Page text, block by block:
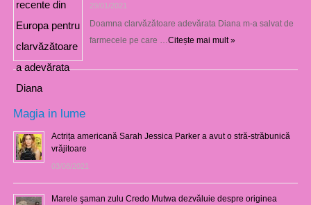
29/01/2021
Doamna clarvăzătoare adevărata Diana m-a salvat de
farmecele pe care … Citește mai mult »
Magia in lume
Actrița americană Sarah Jessica Parker a avut o stră-străbunică
vrăjitoare
03/08/2021
Marele şaman zulu Credo Mutwa dezvăluie despre originea